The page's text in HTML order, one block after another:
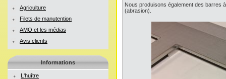
Agriculture
Filets de manutention
AMO et les médias
Avis clients
Informations
L'huître
Nous produisons également des barres
(abrasion).